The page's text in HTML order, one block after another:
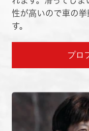
性が高いので車の
す。
プロ